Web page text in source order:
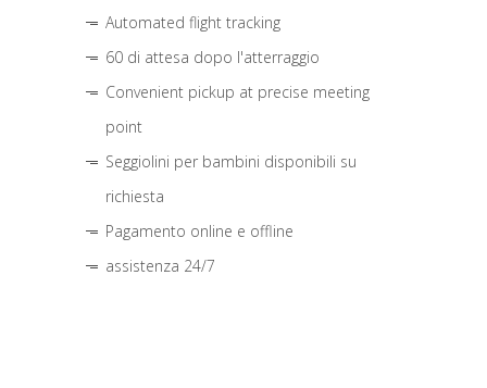
Automated flight tracking
60 di attesa dopo l'atterraggio
Convenient pickup at precise meeting
point
Seggiolini per bambini disponibili su
richiesta
Pagamento online e offline
assistenza 24/7